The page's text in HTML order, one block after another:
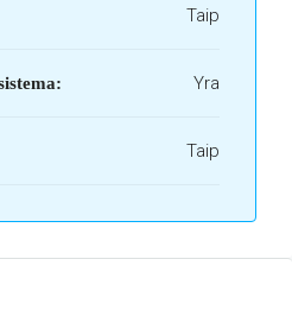
Taip
Yra
Taip